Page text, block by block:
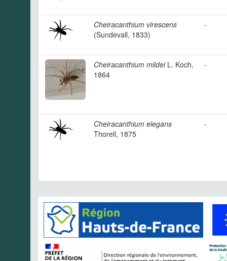
Cheiracanthium virescens
(Sundevall, 1833)
-
Cheiracanthium mildeiL. Koch,
1864
-
Cheiracanthium elegans
Thorell, 1875
-